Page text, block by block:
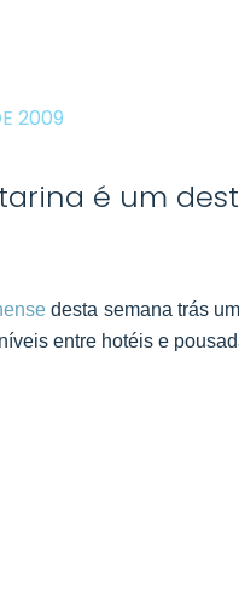
2009
é um
desta semana trás
entre hotéis e